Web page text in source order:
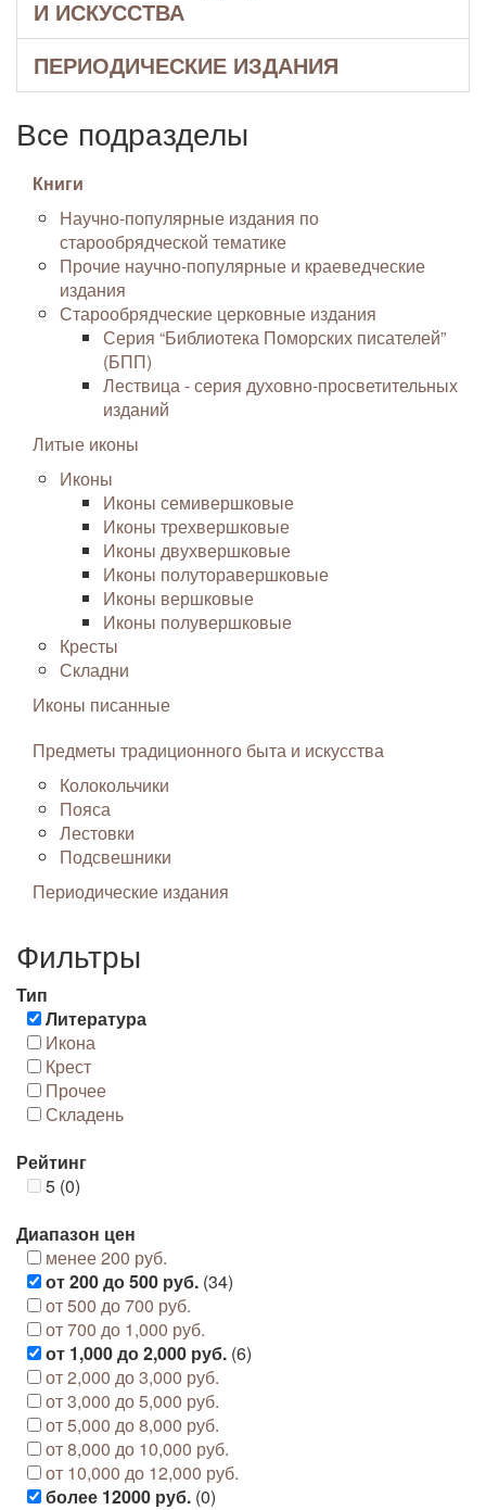
И ИСКУССТВА
ПЕРИОДИЧЕСКИЕ ИЗДАНИЯ
Все подразделы
Книги
Научно-популярные издания по
старообрядческой тематике
Прочие научно-популярные и краеведческие
издания
Старообрядческие церковные издания
Серия “Библиотека Поморских писателей”
(БПП)
Лествица - серия духовно-просветительных
изданий
Литые иконы
Иконы
Иконы семивершковые
Иконы трехвершковые
Иконы двухвершковые
Иконы полуторавершковые
Иконы вершковые
Иконы полувершковые
Кресты
Складни
Иконы писанные
Предметы традиционного быта и искусства
Колокольчики
Пояса
Лестовки
Подсвешники
Периодические издания
Фильтры
Тип
Литература
Икона
Крест
Прочее
Складень
Рейтинг
5 (0)
Диапазон цен
менее 200 руб.
от 200 до 500 руб. (34)
от 500 до 700 руб.
от 700 до 1,000 руб.
от 1,000 до 2,000 руб. (6)
от 2,000 до 3,000 руб.
от 3,000 до 5,000 руб.
от 5,000 до 8,000 руб.
от 8,000 до 10,000 руб.
от 10,000 до 12,000 руб.
более 12000 руб. (0)